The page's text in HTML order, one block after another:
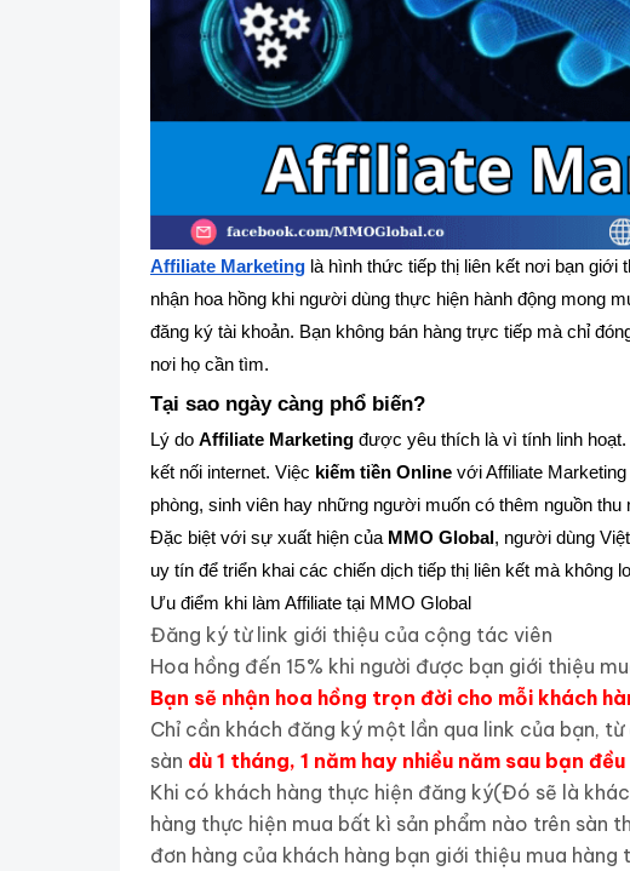
Affiliate Marketing là hình thức tiếp thị liên kết nơi bạn giới
nhận hoa hồng khi người dùng thực hiện hành động mong
đăng ký tài khoản. Bạn không bán hàng trực tiếp mà chỉ
nơi họ cần tìm.
Tại sao ngày càng phổ biến?
Lý do Affiliate Marketing được yêu thích là vì tính linh
kết nối internet. Việc kiếm tiền Online với Affiliate
phòng, sinh viên hay những người muốn có thêm nguồn thu
Đặc biệt với sự xuất hiện của MMO Global , người dùng
uy tín để triển khai các chiến dịch tiếp thị liên kết mà không
Ưu điểm khi làm Affiliate tại MMO Global
Đăng ký từ link giới thiệu của cộng tác viên
Hoa hồng đến 15% khi người được bạn giới thiệu
Bạn sẽ nhận hoa hồng trọn đời cho mỗi khách
Chỉ cần khách đăng ký một lần qua link của bạn,
sàn dù 1 tháng, 1 năm hay nhiều năm sau bạn
Khi có khách hàng thực hiện đăng ký(Đó sẽ là
hàng thực hiện mua bất kì sản phẩm nào trên sàn
đơn hàng của khách hàng bạn giới thiệu mua hàng